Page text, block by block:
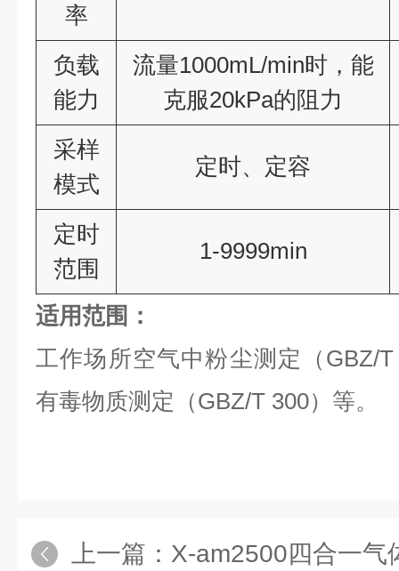
率
负载
能力
流量1000mL/min时，能
克服20kPa的阻力
采样
模式
定时、定容
定时
范围
1-9999min
适用范围：
工作场所空气中粉尘测定（GBZ/
有毒物质测定（GBZ/T 300）等。
上一篇： X-am2500四合一气体